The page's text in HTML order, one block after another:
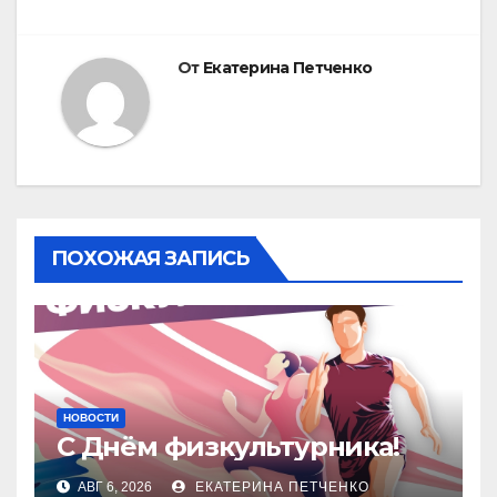
От Екатерина Петченко
ПОХОЖАЯ ЗАПИСЬ
НОВОСТИ
С Днём физкультурника!
АВГ 6, 2026 ЕКАТЕРИНА ПЕТЧЕНКО